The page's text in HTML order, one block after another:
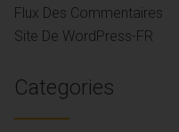
Flux Des Commentaires
Site De WordPress-FR
Categories